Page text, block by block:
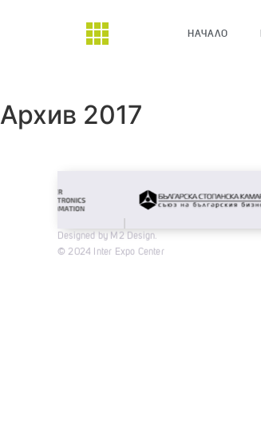
НАЧАЛО
Архив 2017
Designed by M2 Design.
© 2024 Inter Expo Center